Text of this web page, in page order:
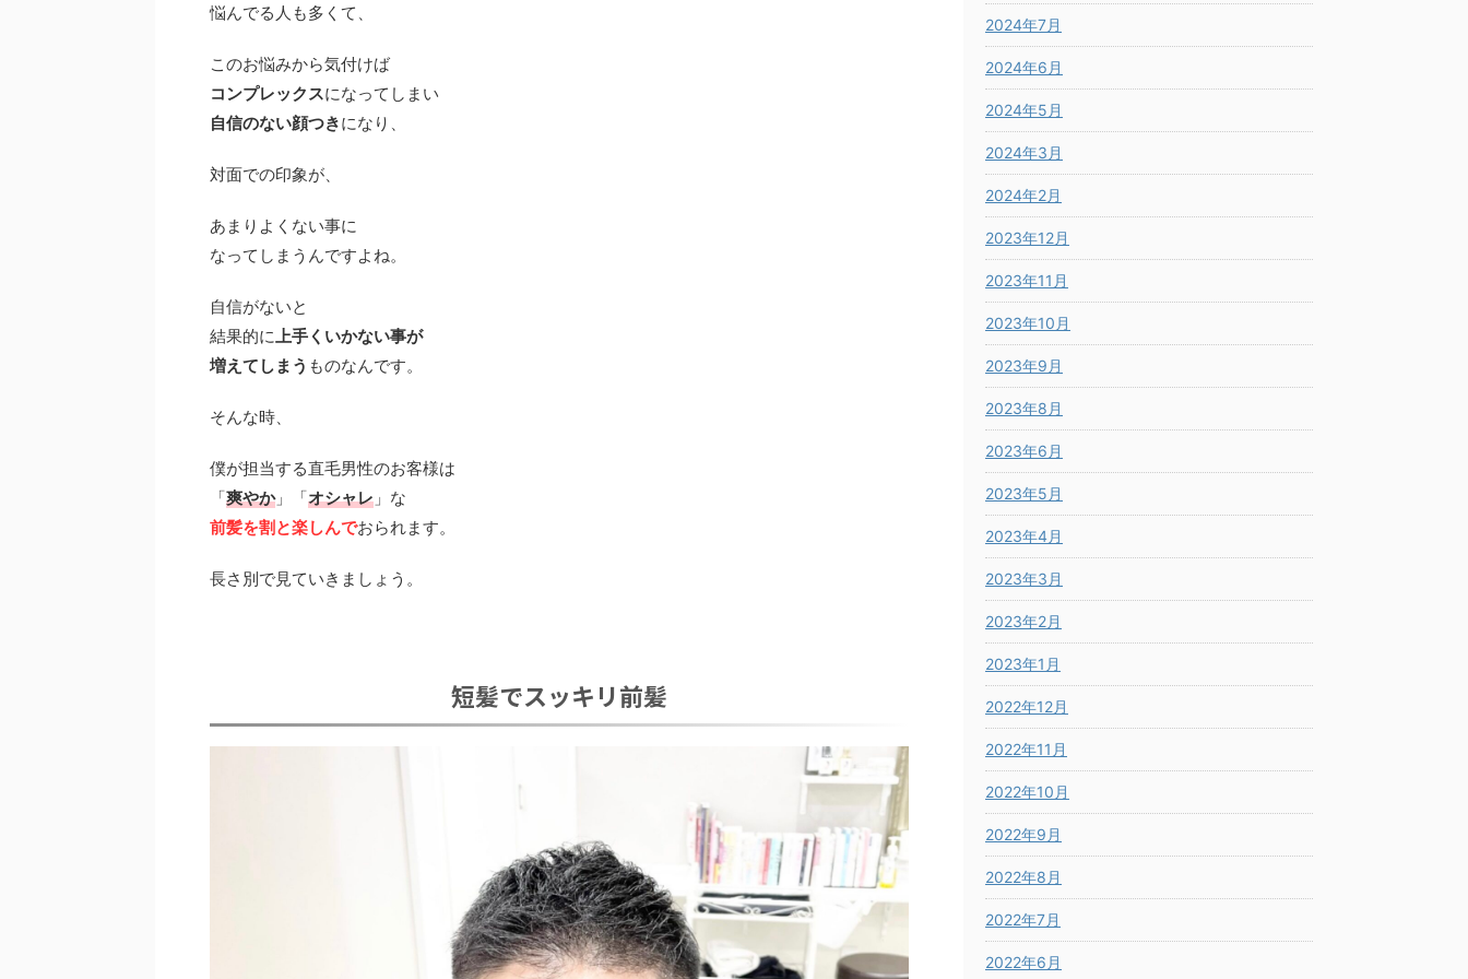
悩んでる人も多くて、
このお悩みから気付けば
コンプレックスになってしまい
自信のない顔つきになり、
対面での印象が、
あまりよくない事に
なってしまうんですよね。
自信がないと
結果的に上手くいかない事が
増えてしまう ものなんです。
そんな時、
僕が担当する直毛男性のお客様は
「爽やか」「オシャレ 」な
前髪を割と楽しんでおられます。
長さ別で見ていきましょう。
短髪でスッキリ前髪
2024年7月
2024年6月
2024年5月
2024年3月
2024年2月
2023年12月
2023年11月
2023年10月
2023年9月
2023年8月
2023年6月
2023年5月
2023年4月
2023年3月
2023年2月
2023年1月
2022年12月
2022年11月
2022年10月
2022年9月
2022年8月
2022年7月
2022年6月